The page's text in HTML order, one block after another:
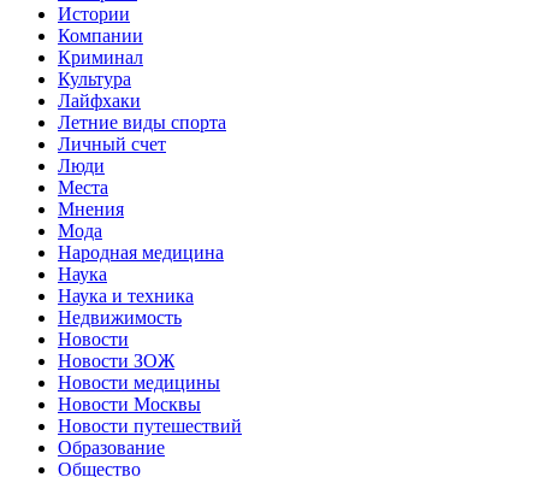
Истории
Компании
Криминал
Культура
Лайфхаки
Летние виды спорта
Личный счет
Люди
Места
Мнения
Мода
Народная медицина
Наука
Наука и техника
Недвижимость
Новости
Новости ЗОЖ
Новости медицины
Новости Москвы
Новости путешествий
Образование
Общество